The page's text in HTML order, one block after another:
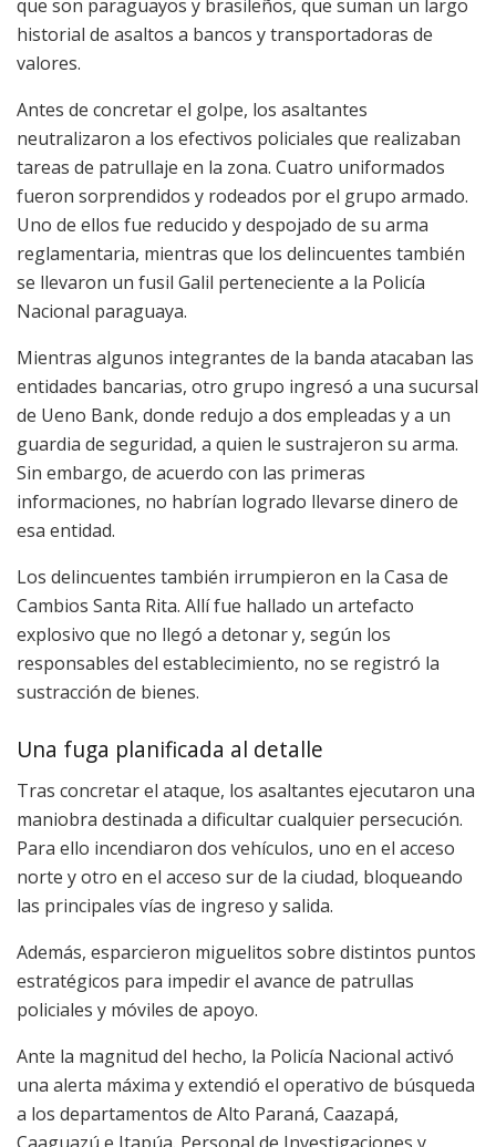
que son paraguayos y brasileños, que suman un largo
historial de asaltos a bancos y transportadoras de
valores.
Antes de concretar el golpe, los asaltantes
neutralizaron a los efectivos policiales que realizaban
tareas de patrullaje en la zona. Cuatro uniformados
fueron sorprendidos y rodeados por el grupo armado.
Uno de ellos fue reducido y despojado de su arma
reglamentaria, mientras que los delincuentes también
se llevaron un fusil Galil perteneciente a la Policía
Nacional paraguaya.
Mientras algunos integrantes de la banda atacaban las
entidades bancarias, otro grupo ingresó a una sucursal
de Ueno Bank, donde redujo a dos empleadas y a un
guardia de seguridad, a quien le sustrajeron su arma.
Sin embargo, de acuerdo con las primeras
informaciones, no habrían logrado llevarse dinero de
esa entidad.
Los delincuentes también irrumpieron en la Casa de
Cambios Santa Rita. Allí fue hallado un artefacto
explosivo que no llegó a detonar y, según los
responsables del establecimiento, no se registró la
sustracción de bienes.
Una fuga planificada al detalle
Tras concretar el ataque, los asaltantes ejecutaron una
maniobra destinada a dificultar cualquier persecución.
Para ello incendiaron dos vehículos, uno en el acceso
norte y otro en el acceso sur de la ciudad, bloqueando
las principales vías de ingreso y salida.
Además, esparcieron miguelitos sobre distintos puntos
estratégicos para impedir el avance de patrullas
policiales y móviles de apoyo.
Ante la magnitud del hecho, la Policía Nacional activó
una alerta máxima y extendió el operativo de búsqueda
a los departamentos de Alto Paraná, Caazapá,